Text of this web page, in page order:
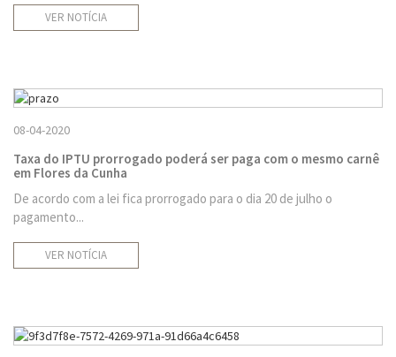
VER NOTÍCIA
08-04-2020
Taxa do IPTU prorrogado poderá ser paga com o mesmo carnê
em Flores da Cunha
De acordo com a lei fica prorrogado para o dia 20 de julho o
pagamento...
VER NOTÍCIA